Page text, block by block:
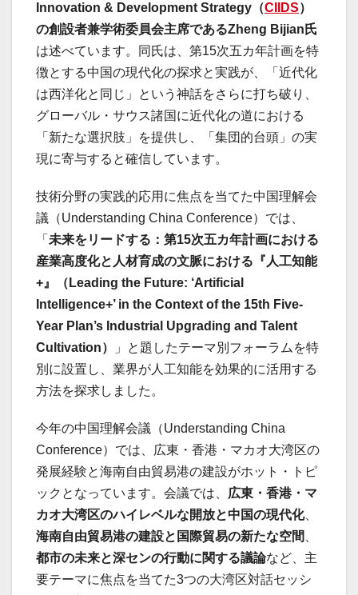
Innovation & Development Strategy （CIIDS）
の創設者兼学術委員会主席であるZheng Bijian 氏
は述べています。同氏は、第15次五カ年計画を特
徴とする中国の現代化の探求と実践が、「近代化
は西洋化と同じ」という神話をさらに打ち破り、
グローバル・サウス諸国に近代化の道における
「新たな選択肢」を提供し、「集団的台頭」の実
現に寄与すると確信しています。
技術分野の実践的応用に焦点を当てた中国理解会
議（Understanding China Conference）では、
「 未来をリードする：第15次五カ年計画における
産業高度化と人材育成の文脈における『人工知能
+ 』（Leading the Future: ‘Artificial
Intelligence+’ in the Context of the 15th Five-
Year Plan’s Industrial Upgrading and Talent
Cultivation）
」と題したテーマ別フォーラムを特
別に設置し、業界が人工知能を効果的に活用する
方法を探求しました。
今年の中国理解会議（Understanding China
Conference）では、広東・香港・マカオ大湾区の
発展経験と海南自由貿易港の建設がホット・トピ
ックとなっています。会議では、 広東・香港・マ
カオ大湾区のハイレベルな開放と中国の現代化、
海南自由貿易港の建設と国際貿易の新たな空間
都市の未来と深センの行動に関する議論など、主
要テーマに焦点を当てた3つの大湾区対話セッシ